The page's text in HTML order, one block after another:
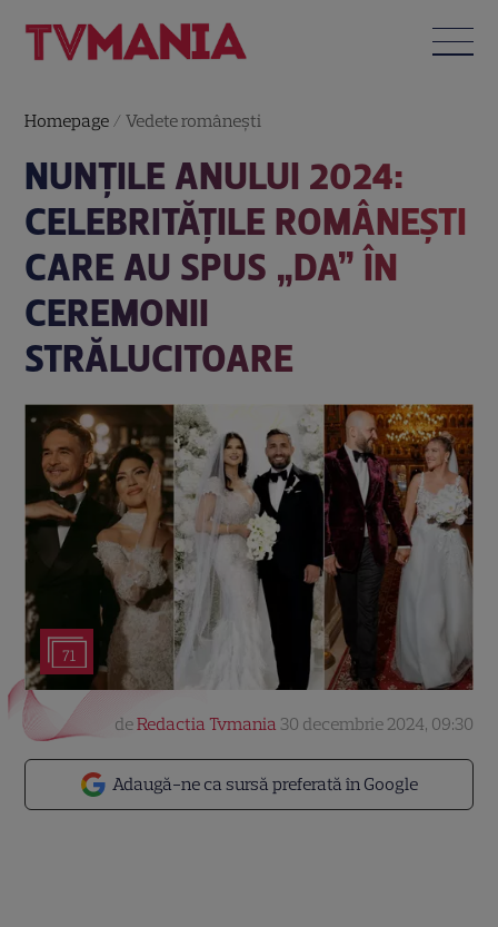
Homepage /Vedete româneşti
NUNȚILE ANULUI 2024:
CELEBRITĂȚILE ROMÂNEȘTI
CARE AU SPUS „DA” ÎN
CEREMONII
STRĂLUCITOARE
71
Adaugă-ne ca sursă preferată în Google
deRedactia Tvmania 30 decembrie 2024, 09:30